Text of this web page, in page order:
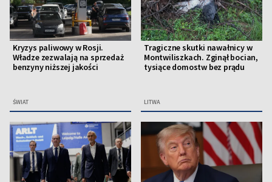
Kryzys paliwowy w Rosji.
Władze zezwalają na sprzedaż
benzyny niższej jakości
ŚWIAT
Tragiczne skutki nawałnicy w
Montwiliszkach. Zginął bocian,
tysiące domostw bez prądu
LITWA